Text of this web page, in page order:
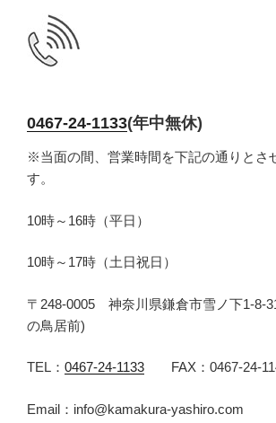
0467-24-1133(年中無休)
※当面の間、営業時間を下記の通りとさ
す。
10時～16時（平日）
10時～17時（土日祝日）
〒248-0005 神奈川県鎌倉市雪ノ下1-8-
の鳥居前)
TEL： 0467-24-1133 FAX：0467-24-
Email：info@kamakura-yashiro.com